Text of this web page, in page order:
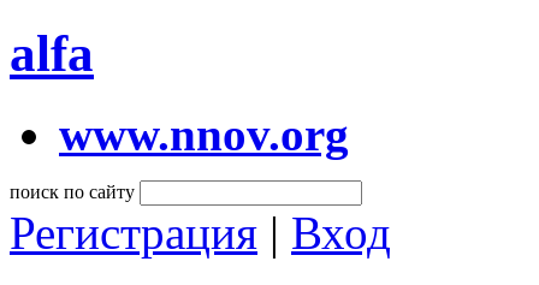
alfa
www.nnov.org
поиск по сайту
Регистрация | Вход